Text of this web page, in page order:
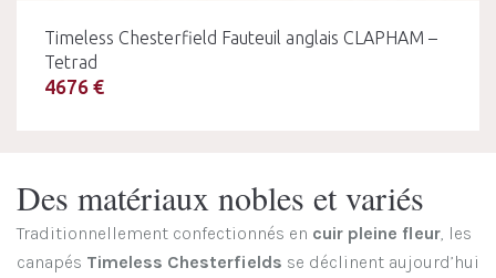
Timeless Chesterfield Fauteuil anglais CLAPHAM –
Tetrad
4676 €
Des matériaux nobles et variés
Traditionnellement confectionnés en cuir pleine fleur, les
canapés Timeless Chesterfields se déclinent aujourd’hui